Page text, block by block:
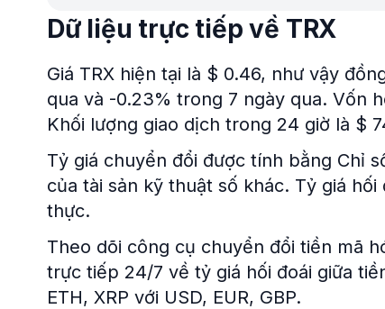
Dữ liệu trực tiếp về TRX
Giá TRX hiện tại là $ 0.46, như vậy
qua và -0.23% trong 7 ngày qua. Vốn
Khối lượng giao dịch trong 24 giờ là $
Tỷ giá chuyển đổi được tính bằng Chỉ
của tài sản kỹ thuật số khác. Tỷ giá
thực.
Theo dõi công cụ chuyển đổi tiền mã
trực tiếp 24/7 về tỷ giá hối đoái giữa
ETH, XRP với USD, EUR, GBP.